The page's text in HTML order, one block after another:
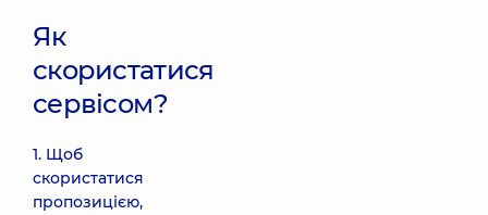
Як
скористатися
сервісом?
1. Щоб
скористатися
пропозицією,